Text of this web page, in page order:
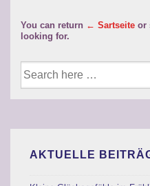
You can return ← Sartseite or
looking for.
Suche
nach:
AKTUELLE